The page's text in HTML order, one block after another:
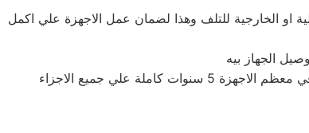
او الخارجية للتلف وهذا لضمان عمل الاجهزة علي اكمل
الجهاز بيه
علي جميع الاجزاء